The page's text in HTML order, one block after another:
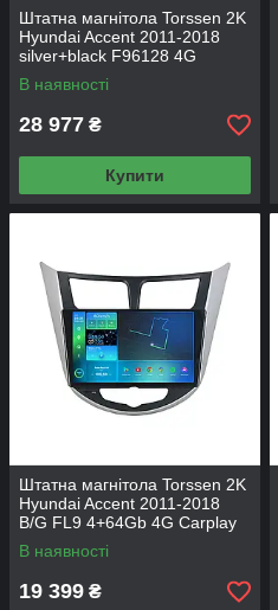
Штатна магнітола Torssen 2K
Hyundai Accent 2011-2018
silver+black F96128 4G
Carplay DSP
В наявності
28 977 ₴
Купити
Штатна магнітола Torssen 2K
Hyundai Accent 2011-2018
B/G FL9 4+64Gb 4G Carplay
DSP
В наявності
19 399 ₴